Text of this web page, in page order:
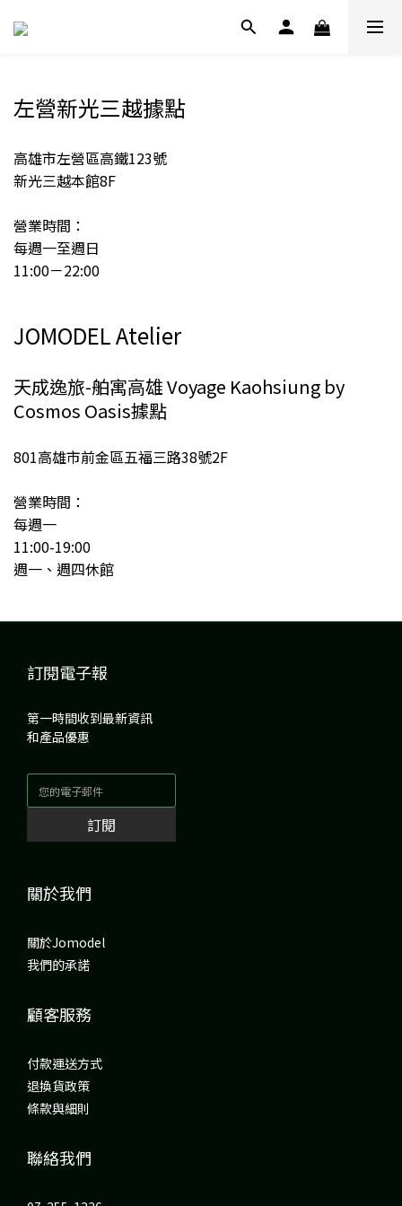
左營新光三越據點
高雄市左營區高鐵123號
新光三越本館8F
營業時間：
每週一至週日
11:00－22:00
JOMODEL Atelier
天成逸旅-舶寓高雄 Voyage Kaohsiung by
Cosmos Oasis據點
801高雄市前金區五福三路38號2F
營業時間：
每週一
11:00-19:00
週一、週四休館
訂閱電子報
第一時間收到最新資訊
和產品優惠
訂閱
關於我們
關於Jomodel
我們的承諾
顧客服務
付款運送方式
退換貨政策
條款與細則
聯絡我們